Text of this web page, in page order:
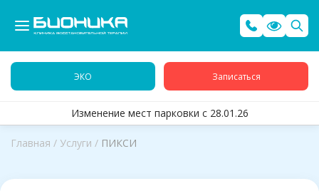
ЭКО Записаться
Изменение мест парковки с 28.01.26
Главная / Услуги / ПИКСИ